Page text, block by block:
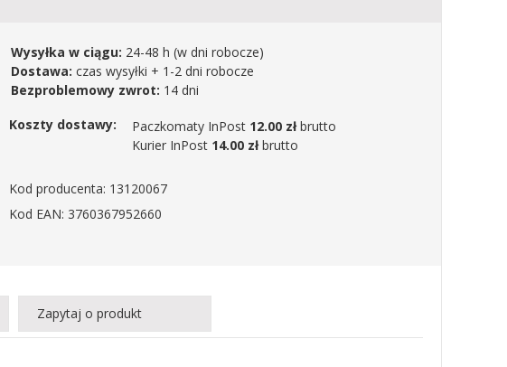
Wysyłka w ciągu: 24-48 h (w dni robocze)
Dostawa: czas wysyłki + 1-2 dni robocze
Bezproblemowy zwrot: 14 dni
Koszty dostawy:
Paczkomaty InPost 12.00 złbrutto
Kurier InPost 14.00 złbrutto
Kod producenta: 13120067
Kod EAN: 3760367952660
Zapytaj o produkt